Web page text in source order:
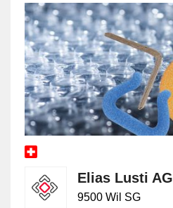
Elias Lusti AG
9500 Wil SG